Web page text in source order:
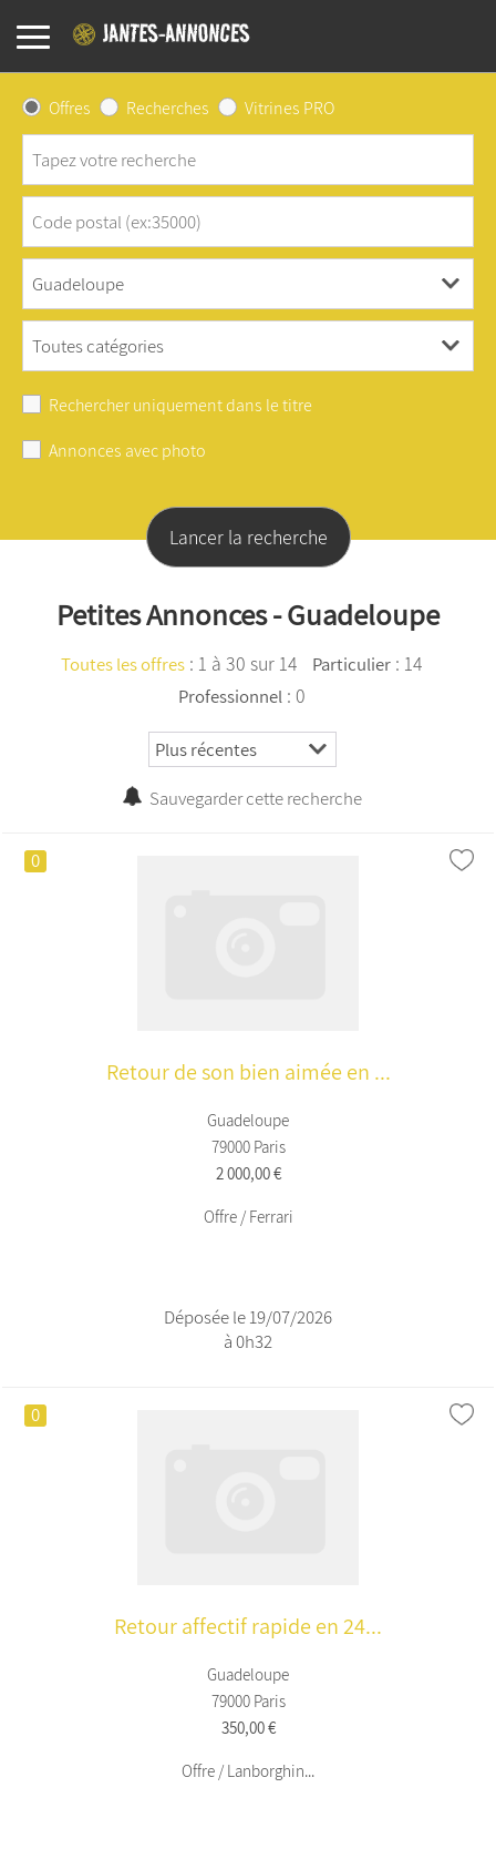
Offres Recherches Vitrines PRO
Rechercher uniquement dans le titre
Annonces avec photo
Petites Annonces - Guadeloupe
Toutes les offres : 1 à 30 sur 14 Particulier : 14
Professionnel : 0
Sauvegarder cette recherche
0
Retour de son bien aimée en ...
Guadeloupe
79000 Paris
2 000,00 €
Offre / Ferrari
Déposée le 19/07/2026
à 0h32
0
Retour affectif rapide en 24...
Guadeloupe
79000 Paris
350,00 €
Offre / Lanborghin...